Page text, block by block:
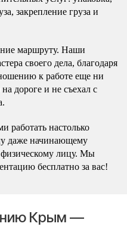
закрепление груза и
маршруту. Наши
своего дела, благодаря
к работе еще ни
дороге и не съехал с
работать настолько
даже начинающему
лицу. Мы
бесплатно за вас!
Крым —